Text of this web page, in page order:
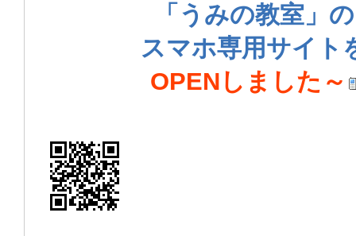
「うみの教室」の
スマホ専用サイト
OPENしました～